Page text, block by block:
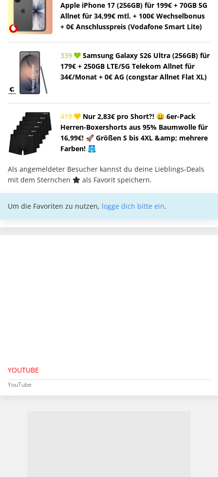
Apple iPhone 17 (256GB) für 199€ + 70GB 5G
Allnet für 34,99€ mtl. + 100€ Wechselbonus
+ 0€ Anschlusspreis (Vodafone Smart Lite)
339
Samsung Galaxy S26 Ultra (256GB) für
179€ + 250GB LTE/5G Telekom Allnet für
34€/Monat + 0€ AG (congstar Allnet Flat XL)
419
Nur 2,83€ pro Short?! 😀 6er-Pack
Herren-Boxershorts aus 95% Baumwolle für
16,99€! 🚀 Größen S bis 4XL &amp; mehrere
Farben! 🩳
Als angemeldeter Besucher kannst du deine Lieblings-Deals
mit dem Sternchen
als Favorit speichern.
Um die Favoriten zu nutzen, logge dich bitte ein.
YOUTUBE
YouTube